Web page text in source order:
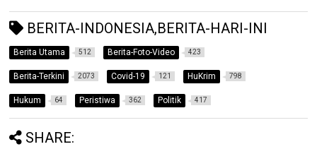
BERITA-INDONESIA,BERITA-HARI-INI
Berita Utama 512 Berita-Foto-Video 423
Berita-Terkini 2073 Covid-19 121 HuKrim 798
Hukum 64 Peristiwa 362 Politik 417
SHARE: